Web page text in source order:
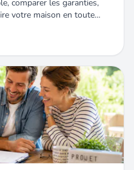
comparer les garanties,
votre maison en toute